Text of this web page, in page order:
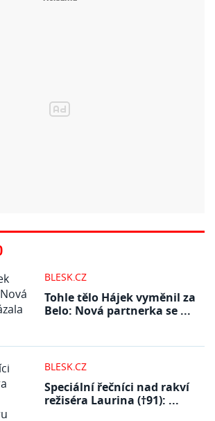
BLESK.CZ
Tohle tělo Hájek vyměnil za
Belo: Nová partnerka se ...
BLESK.CZ
Speciální řečníci nad rakví
režiséra Laurina (†91): ...